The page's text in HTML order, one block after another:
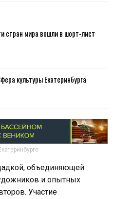
стран мира вошли в шорт-лист
культуры Екатеринбурга
объединяющей
и опытных
Участие